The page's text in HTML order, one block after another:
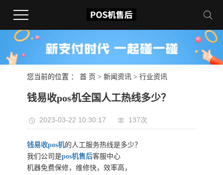
您当前的位置 ： 首 页 > 新闻资讯> 行业资讯
钱易收pos机全国人工热线多少？
2023-03-22 10:30:17 137次
钱易收pos机的人工服务热线是多少？
我们公司是pos机售后客服中心
机器免费保修，维修快，效率高，